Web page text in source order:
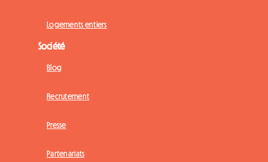
Logements entiers
Société
Blog
Recrutement
Presse
Partenariats